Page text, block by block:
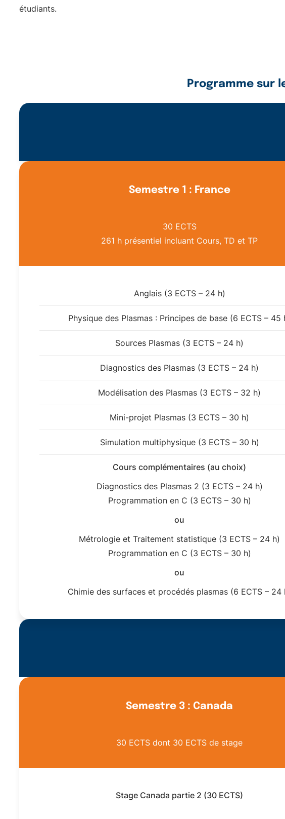
étudiants.
Programme sur
Semestre 1 : France
30 ECTS
261 h présentiel incluant Cours, TD et TP
Anglais (3 ECTS – 24 h)
Physique des Plasmas : Principes de base (6 ECTS – 45
Sources Plasmas (3 ECTS – 24 h)
Diagnostics des Plasmas (3 ECTS – 24 h)
Modélisation des Plasmas (3 ECTS – 32 h)
Mini-projet Plasmas (3 ECTS – 30 h)
Simulation multiphysique (3 ECTS – 30 h)
Cours complémentaires (au choix)
Diagnostics des Plasmas 2 (3 ECTS – 24 h)
Programmation en C (3 ECTS – 30 h)
ou
Métrologie et Traitement statistique (3 ECTS – 24 h)
Programmation en C (3 ECTS – 30 h)
ou
Chimie des surfaces et procédés plasmas (6 ECTS – 24
Semestre 3 : Canada
30 ECTS dont 30 ECTS de stage
Stage Canada partie 2 (30 ECTS)